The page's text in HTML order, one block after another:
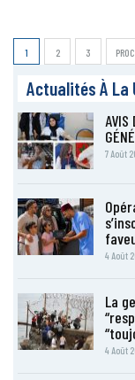
1 2 3
Actualités À La
AVIS
7 Août
4 Août
La
4 Août